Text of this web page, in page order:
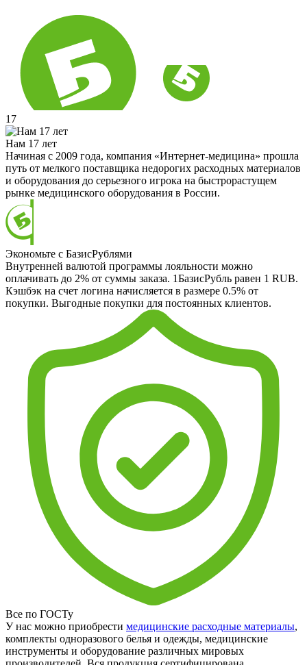
17
Нам 17 лет
Начиная с 2009 года, компания «Интернет-медицина» прошла
путь от мелкого поставщика недорогих расходных материалов
и оборудования до серьезного игрока на быстрорастущем
рынке медицинского оборудования в России.
Экономьте с БазисРублями
Внутренней валютой программы лояльности можно
оплачивать до 2% от суммы заказа. 1БазисРубль равен 1 RUB.
Кэшбэк на счет логина начисляется в размере 0.5% от
покупки. Выгодные покупки для постоянных клиентов.
Все по ГОСТу
У нас можно приобрести медицинские расходные материалы,
комплекты одноразового белья и одежды, медицинские
инструменты и оборудование различных мировых